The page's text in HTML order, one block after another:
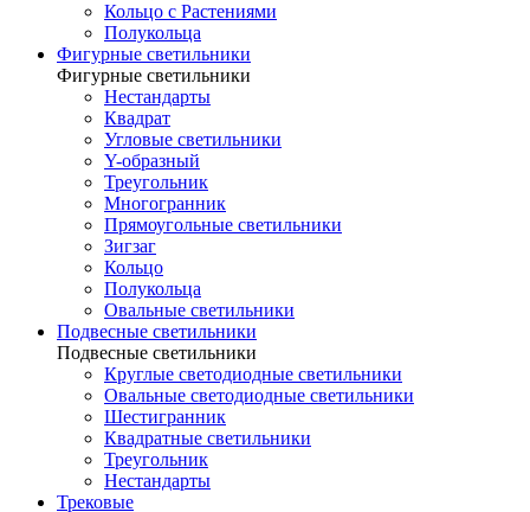
Кольцо с Растениями
Полукольца
Фигурные светильники
Фигурные светильники
Нестандарты
Квадрат
Угловые светильники
Y-образный
Треугольник
Многогранник
Прямоугольные светильники
Зигзаг
Кольцо
Полукольца
Овальные светильники
Подвесные светильники
Подвесные светильники
Круглые светодиодные светильники
Овальные светодиодные светильники
Шестигранник
Квадратные светильники
Треугольник
Нестандарты
Трековые